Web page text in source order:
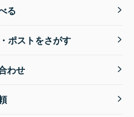
る
ポストをさがす
わせ